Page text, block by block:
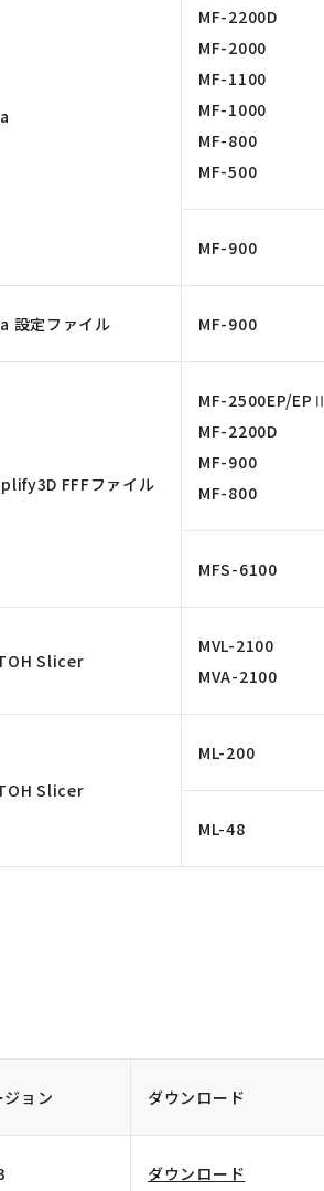
MF-2200D
MF-2000
MF-1100
MF-1000
MF-800
MF-500
MF-900
設定ファイル MF-900
FFFファイル
MF-2500EP/EPⅡ
MF-2200D
MF-900
MF-800
MFS-6100
Slicer
MVL-2100
MVA-2100
Slicer
ML-200
ML-48
ジョン ダウンロード
ダウンロード